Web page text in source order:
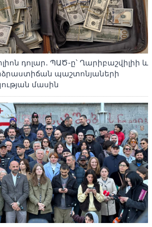
դոլար․ ՊԱԾ-ը՝ Ղարիբաշվիլիի և
պաշտոնյաների
մասին